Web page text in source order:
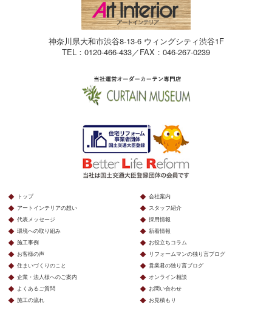
神奈川県大和市渋谷8-13-6 ウィングシティ渋谷1F
TEL：0120-466-433／FAX：046-267-0239
トップ
アートインテリアの想い
代表メッセージ
環境への取り組み
施工事例
お客様の声
住まいづくりのこと
企業・法人様へのご案内
よくあるご質問
施工の流れ
会社案内
スタッフ紹介
採用情報
新着情報
お役立ちコラム
リフォームマンの独り言ブログ
営業君の独り言ブログ
オンライン相談
お問い合わせ
お見積もり